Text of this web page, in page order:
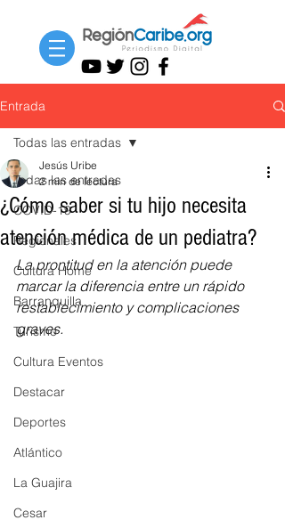
Entrada
Todas las entradas
COVID-19
Regionales
Cultura Home
Barranquilla
Turismo
Cultura Eventos
Destacar
Deportes
Atlántico
La Guajira
Cesar
Todas las entradas
¿Cómo saber si tu hijo necesita
atención médica de un pediatra?
Jesús Uribe
2 min de lectura
La prontitud en la atención puede
marcar la diferencia entre un rápido
restablecimiento y complicaciones
graves.